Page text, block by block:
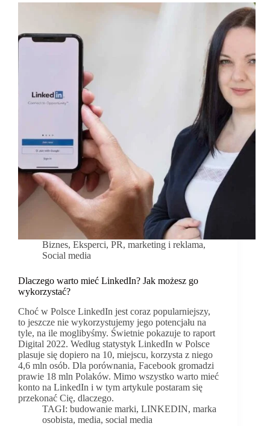
Biznes, Eksperci, PR, marketing i reklama,
Social media
Dlaczego warto mieć LinkedIn? Jak możesz go
wykorzystać?
Choć w Polsce LinkedIn jest coraz popularniejszy,
to jeszcze nie wykorzystujemy jego potencjału na
tyle, na ile moglibyśmy. Świetnie pokazuje to raport
Digital 2022. Według statystyk LinkedIn w Polsce
plasuje się dopiero na 10, miejscu, korzysta z niego
4,6 mln osób. Dla porównania, Facebook gromadzi
prawie 18 mln Polaków. Mimo wszystko warto mieć
konto na LinkedIn i w tym artykule postaram się
przekonać Cię, dlaczego.
TAGI: budowanie marki,LINKEDIN,marka
osobista, media, social media